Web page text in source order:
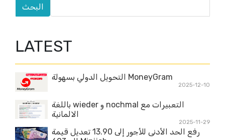
LATEST
MoneyGram التحويل الدولي بسهولة
2025-12-10
التعبيرات مع nochmal و wieder باللغة
الالمانية
2025-11-29
رفع الحد الأدنى للأجور إلى 13.90 تعديل قيمة